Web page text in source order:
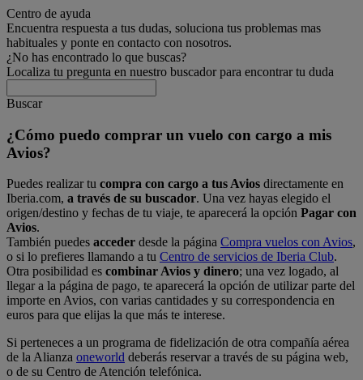
Centro de ayuda
Encuentra respuesta a tus dudas, soluciona tus problemas mas
habituales y ponte en contacto con nosotros.
¿No has encontrado lo que buscas?
Localiza tu pregunta en nuestro buscador para encontrar tu duda
Buscar
¿Cómo puedo comprar un vuelo con cargo a mis
Avios?
Puedes realizar tu compra con cargo a tus Avios directamente en
Iberia.com, a través de su buscador. Una vez hayas elegido el
origen/destino y fechas de tu viaje, te aparecerá la opción Pagar con
Avios.
También puedes acceder desde la página Compra vuelos con Avios,
o si lo prefieres llamando a tu Centro de servicios de Iberia Club.
Otra posibilidad es combinar Avios y dinero; una vez logado, al
llegar a la página de pago, te aparecerá la opción de utilizar parte del
importe en Avios, con varias cantidades y su correspondencia en
euros para que elijas la que más te interese.
Si perteneces a un programa de fidelización de otra compañía aérea
de la Alianza oneworld deberás reservar a través de su página web,
o de su Centro de Atención telefónica.